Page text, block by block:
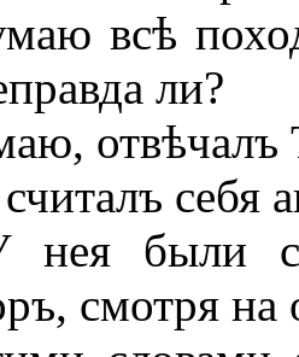
всѣ
ли?
отвѣчалъ
себя
были
смотря на